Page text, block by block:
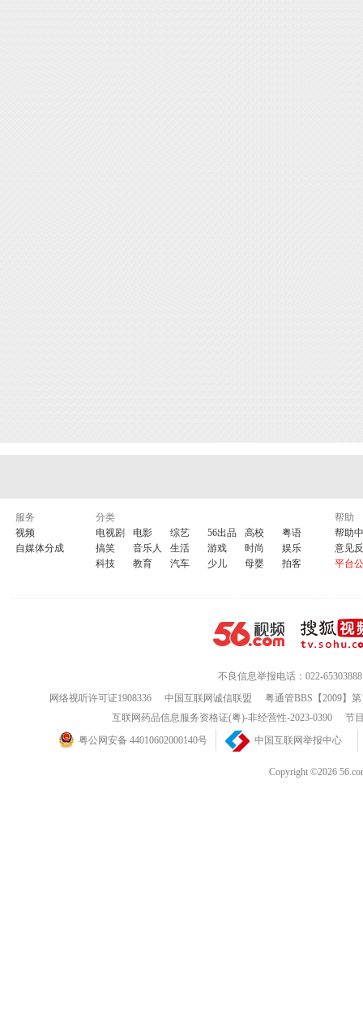
服务
视频
自媒体分成
分类
电视剧
电影 综艺 56出品 高校
粤语
搞笑
音乐人 生活 游戏 时尚
娱乐
科技
教育 汽车 少儿 母婴 拍客
帮助
帮助
意见
平台
不良信息举报电话：022-65303888
网络视听许可证1908336
中国互联网诚信联盟
粤通管BBS【2009】
互联网药品信息服务资格证(粤)-非经营性-2023-0390
节
粤公网安备 44010602000140号
中国互联网举报中心
Copyright ©2026